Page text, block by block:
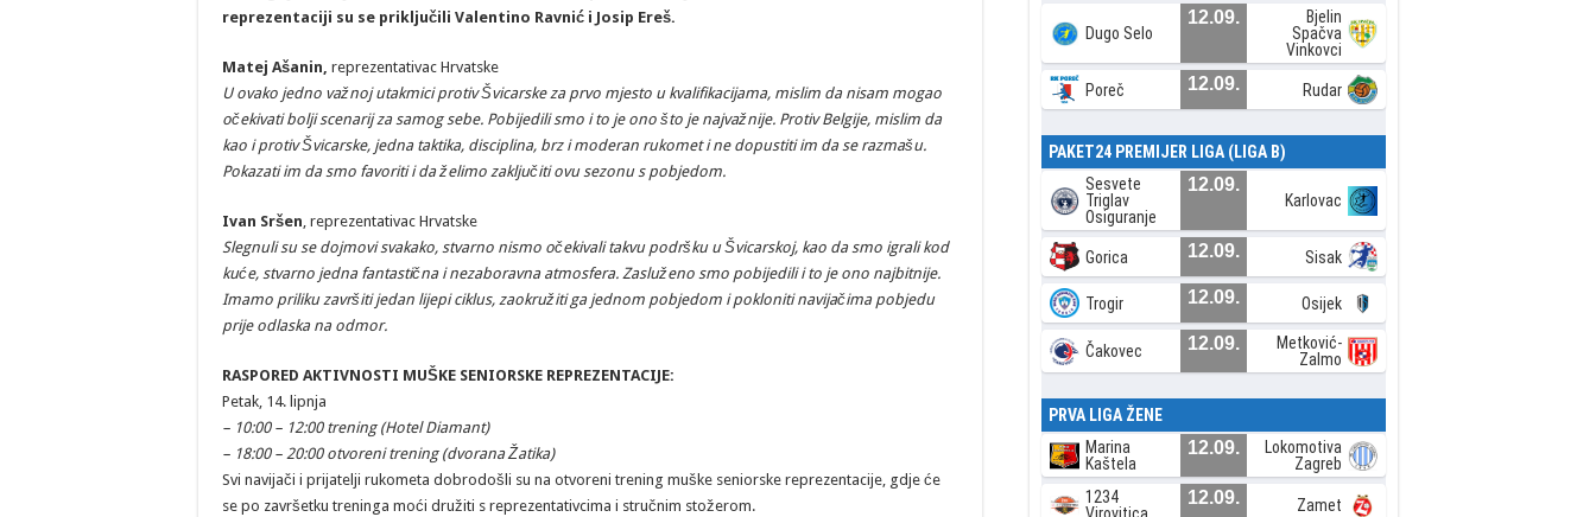
reprezentaciji su se priključili Valentino Ravnić i Josip Ereš.
Matej Ašanin, reprezentativac Hrvatske
U ovako jedno važnoj utakmici protiv Švicarske za prvo mjesto u kvalifikacijama, mislim da nisam mogao
očekivati bolji scenarij za samog sebe. Pobijedili smo i to je ono što je najvažnije. Protiv Belgije, mislim da
kao i protiv Švicarske, jedna taktika, disciplina, brz i moderan rukomet i ne dopustiti im da se razmašu.
Pokazati im da smo favoriti i da želimo zaključiti ovu sezonu s pobjedom.
Ivan Sršen, reprezentativac Hrvatske
Slegnuli su se dojmovi svakako, stvarno nismo očekivali takvu podršku u Švicarskoj, kao da smo igrali kod
kuće, stvarno jedna fantastična i nezaboravna atmosfera. Zasluženo smo pobijedili i to je ono najbitnije.
Imamo priliku završiti jedan lijepi ciklus, zaokružiti ga jednom pobjedom i pokloniti navijačima pobjedu
prije odlaska na odmor.
RASPORED AKTIVNOSTI MUŠKE SENIORSKE REPREZENTACIJE:
Petak, 14. lipnja
– 10:00 – 12:00 trening (Hotel Diamant)
– 18:00 – 20:00 otvoreni trening (dvorana Žatika)
Svi navijači i prijatelji rukometa dobrodošli su na otvoreni trening muške seniorske reprezentacije, gdje će
se po završetku treninga moći družiti s reprezentativcima i stručnim stožerom.
Dugo Selo
12.09.
Bjelin
Spačva
Vinkovci
Poreč 12.09. Rudar
PAKET24 PREMIJER LIGA (LIGA B)
Sesvete
Triglav
Osiguranje
12.09.
Karlovac
Gorica 12.09. Sisak
Trogir 12.09. Osijek
Čakovec 12.09.
Metković-
Zalmo
PRVA LIGA ŽENE
Marina
Kaštela
12.09.
Lokomotiva
Zagreb
1234
12.09. Zamet